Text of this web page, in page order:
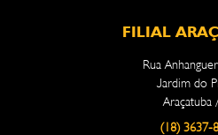
FILIAL
Rua
Jardim do
Araçatuba
(18) 3637-